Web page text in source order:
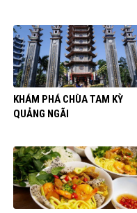
KHÁM PHÁ CHÙA TAM KỲ
QUẢNG NGÃI